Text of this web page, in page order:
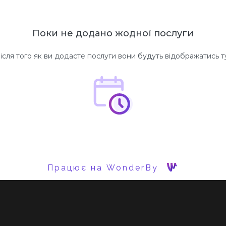
Поки не додано жодної послуги
того як ви додасте послуги вони будуть відображатись
Працює на WonderBy